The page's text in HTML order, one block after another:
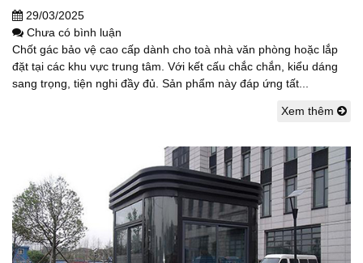
29/03/2025
Chưa có bình luận
Chốt gác bảo vệ cao cấp dành cho toà nhà văn phòng hoặc lắp
đặt tại các khu vực trung tâm. Với kết cấu chắc chắn, kiểu dáng
sang trọng, tiện nghi đầy đủ. Sản phẩm này đáp ứng tất...
Xem thêm